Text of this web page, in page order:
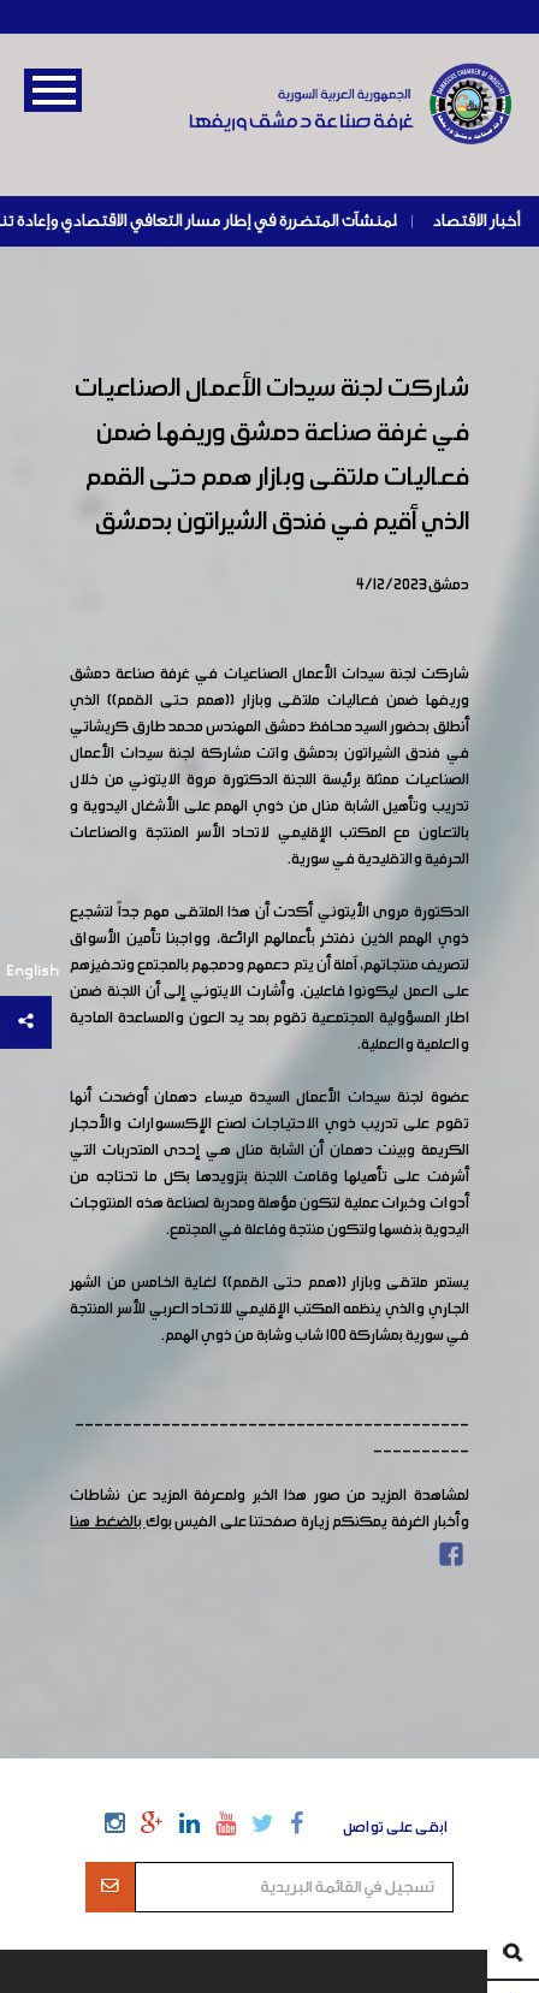
أخبار الاقتصاد |
English
شاركت لجنة سيدات الأعمال الصناعيات
في غرفة صناعة دمشق وريفها ضمن
فعاليات ملتقى وبازار همم حتى القمم
الذي أقيم في فندق الشيراتون بدمشق
دمشق 4/12/2023
شاركت لجنة سيدات الأعمال الصناعيات في غرفة صناعة دمشق
وريفها ضمن فعاليات ملتقى وبازار ((همم حتى القمم)) الذي
أنطلق بحضور السيد محافظ دمشق المهندس محمد طارق كريشاتي
في فندق الشيراتون بدمشق واتت مشاركة لجنة سيدات الأعمال
الصناعيات ممثلة برئيسة اللجنة الدكتورة مروة الايتوني من خلال
تدريب وتأهيل الشابة منال من ذوي الهمم على الأشغال اليدوية و
بالتعاون مع المكتب الإقليمي لاتحاد الأسر المنتجة والصناعات
الحرفية والتقليدية في سورية.
الدكتورة مروى الأيتوني أكدت أن هذا الملتقى مهم جداً لتشجيع
ذوي الهمم الذين نفتخر بأعمالهم الرائعة، وواجبنا تأمين الأسواق
لتصريف منتجاتهم، آملة أن يتم دعمهم ودمجهم بالمجتمع وتحفيزهم
على العمل ليكونوا فاعلين، وأشارت الايتوني إلى أن اللجنة ضمن
اطار المسؤولية المجتمعية تقوم بمد يد العون والمساعدة المادية
والعلمية والعملية.
عضوة لجنة سيدات الأعمال السيدة ميساء دهمان أوضحت أنها
تقوم على تدريب ذوي الاحتياجات لصنع الإكسسوارات والأحجار
الكريمة وبينت دهمان أن الشابة منال هي إحدى المتدربات التي
أشرفت على تأهيلها وقامت اللجنة بتزويدها بكل ما تحتاجه من
أدوات وخبرات عملية لتكون مؤهلة ومدربة لصناعة هذه المنتوجات
اليدوية بنفسها ولتكون منتجة وفاعلة في المجتمع.
يستمر ملتقى وبازار ((همم حتى القمم)) لغاية الخامس من الشهر
الجاري والذي ينظمه المكتب الإقليمي للاتحاد العربي للأسر المنتجة
في سورية بمشاركة ١٠٠ شاب وشابة من ذوي الهمم.
-----------------------------------------
----------
لمشاهدة المزيد من صور هذا الخبر ولمعرفة المزيد عن نشاطات
وأخبار الغرفة يمكنكم زيارة صفحتنا على الفيس بوكبالضغط هنا
ابقى على تواصل